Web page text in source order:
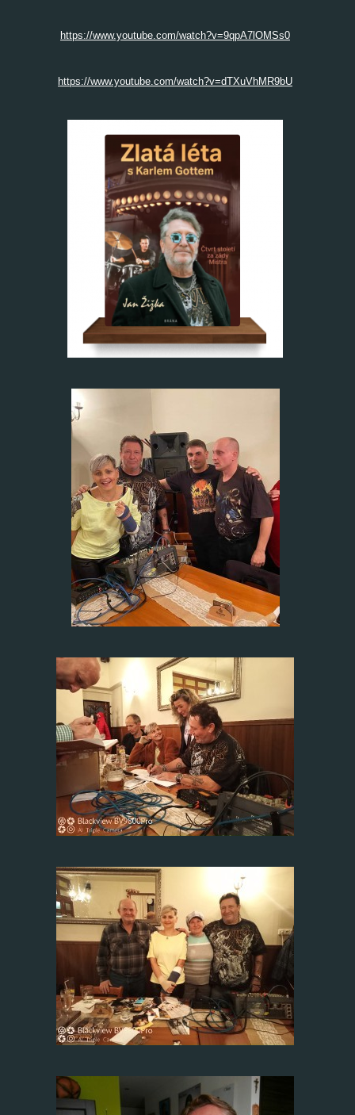
https://www.youtube.com/watch?v=9qpA7lOMSs0
https://www.youtube.com/watch?v=dTXuVhMR9bU